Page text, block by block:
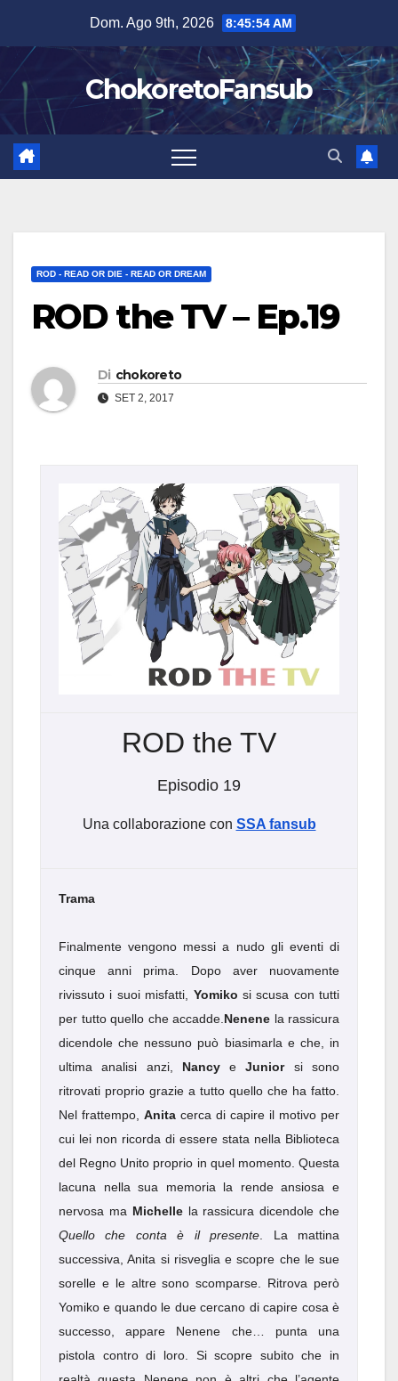
contenuto
Dom. Ago 9th, 2026 8:45:55 AM
ChokoretoFansub
ROD - READ OR DIE - READ OR DREAM
ROD the TV – Ep.19
Di chokoreto
SET 2, 2017
ROD the TV
Episodio 19
Una collaborazione con SSA fansub
Trama
Finalmente vengono messi a nudo gli eventi di
cinque anni prima. Dopo aver nuovamente
rivissuto i suoi misfatti, Yomiko si scusa con tutti
per tutto quello che accadde.Nenene la rassicura
dicendole che nessuno può biasimarla e che, in
ultima analisi anzi, NancyeJuniorsi sono
ritrovati proprio grazie a tutto quello che ha fatto.
Nel frattempo, Anita cerca di capire il motivo per
cui lei non ricorda di essere stata nella Biblioteca
del Regno Unito proprio in quel momento. Questa
lacuna nella sua memoria la rende ansiosa e
nervosa ma Michellela rassicura dicendole che
Quello che conta è il presente. La mattina
successiva, Anita si risveglia e scopre che le sue
sorelle e le altre sono scomparse. Ritrova però
Yomiko e quando le due cercano di capire cosa è
successo, appare Nenene che… punta una
pistola contro di loro. Si scopre subito che in